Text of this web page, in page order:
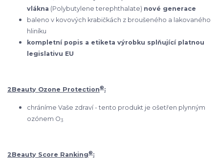
vlákna (Polybutylene terephthalate) nové generace
baleno v kovových krabičkách z broušeného a lakovaného
hliníku
kompletní popis a etiketa výrobku splňující platnou
legislativu EU
2Beauty Ozone Protection®:
chráníme Vaše zdraví - tento produkt je ošetřen plynným
ozónem O3
2Beauty Score Ranking®: